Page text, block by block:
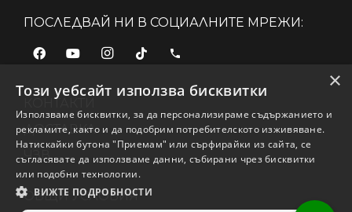
ПОСЛЕДВАЙ НИ В СОЦИАЛНИТЕ МРЕЖИ:
phone
КОНТАКТИ
ДОСТАВКА
ЧЗВ
ОБЩИ УСЛОВИЯ
×
Този уебсайт използва бисквитки
Използваме бисквитки, за да персонализираме съдържанието и
рекламите, както и да подобрим потребителското изживяване.
Натискайки бутона "Приемам" или сърфирайки из сайта, се
съгласявате да използваме данни, събирани чрез бисквитки
или подобни технологии.
ВИЖТЕ ПОДРОБНОСТИ